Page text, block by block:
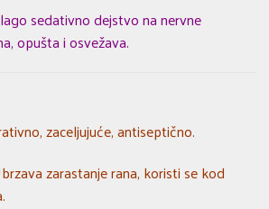
sedativno dejstvo na nervne
opušta i osvežava.
zaceljujuće, antiseptično.
zarastanje rana, koristi se kod